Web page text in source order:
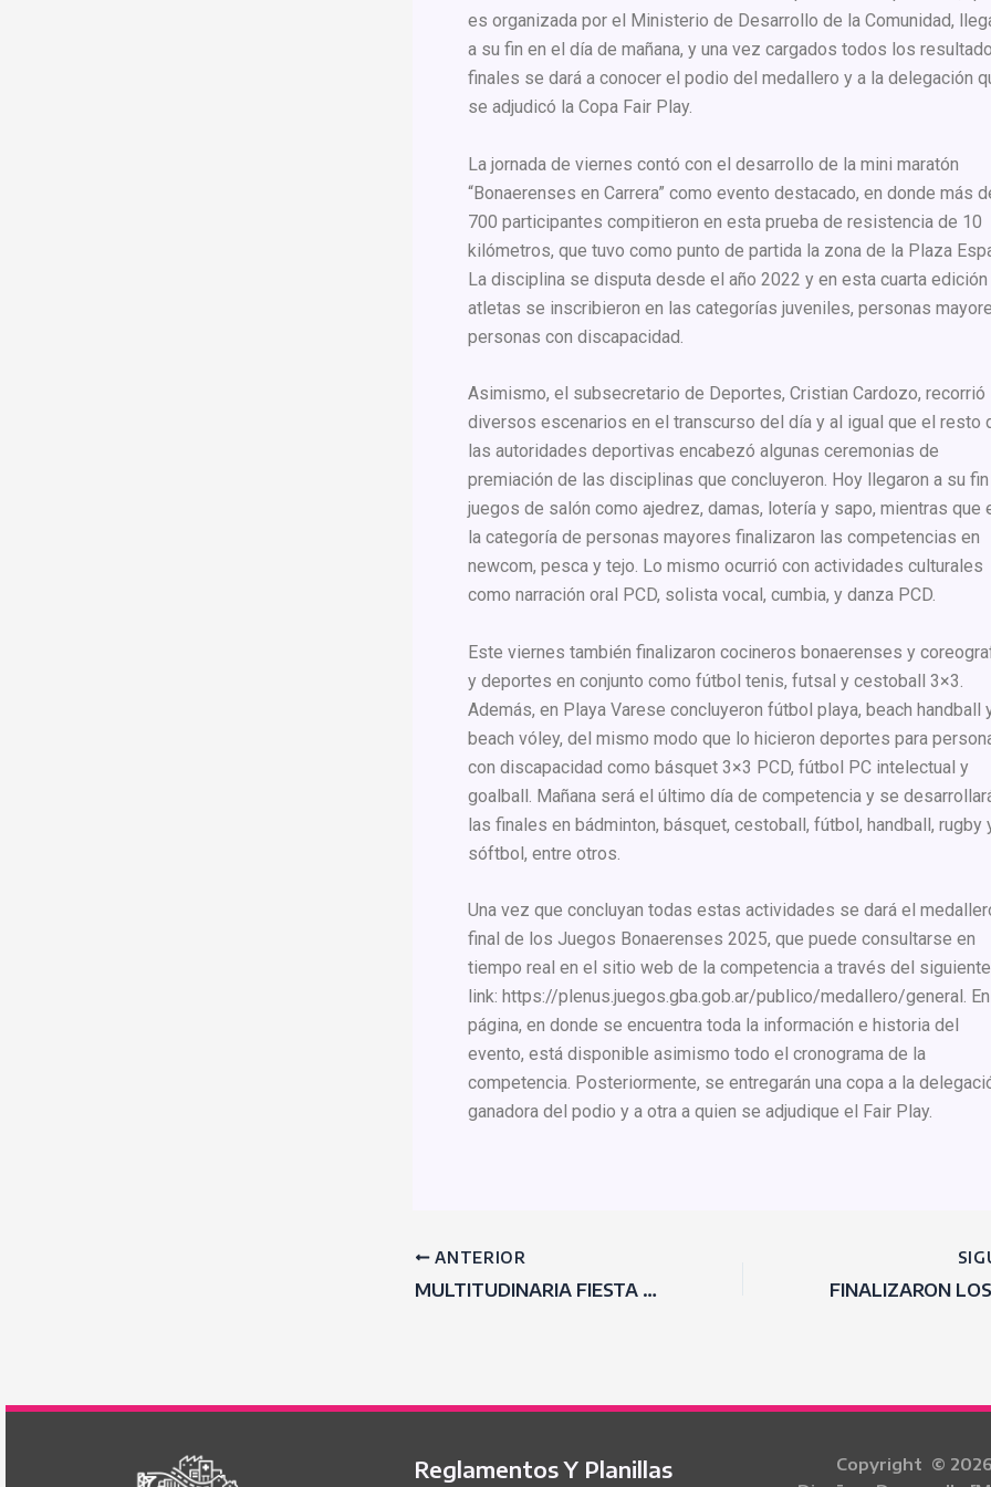
es organizada por el Ministerio de Desarrollo de la Comunidad,
a su fin en el día de mañana, y una vez cargados todos los
finales se dará a conocer el podio del medallero y a la delegación
se adjudicó la Copa Fair Play.
La jornada de viernes contó con el desarrollo de la mini maratón
“Bonaerenses en Carrera” como evento destacado, en donde más
700 participantes compitieron en esta prueba de resistencia de 10
kilómetros, que tuvo como punto de partida la zona de la Plaza
La disciplina se disputa desde el año 2022 y en esta cuarta
atletas se inscribieron en las categorías juveniles, personas
personas con discapacidad.
Asimismo, el subsecretario de Deportes, Cristian Cardozo, recorrió
diversos escenarios en el transcurso del día y al igual que el resto
las autoridades deportivas encabezó algunas ceremonias de
premiación de las disciplinas que concluyeron. Hoy llegaron a su fin
juegos de salón como ajedrez, damas, lotería y sapo, mientras que
la categoría de personas mayores finalizaron las competencias en
newcom, pesca y tejo. Lo mismo ocurrió con actividades culturales
como narración oral PCD, solista vocal, cumbia, y danza PCD.
Este viernes también finalizaron cocineros bonaerenses y
y deportes en conjunto como fútbol tenis, futsal y cestoball 3×3.
Además, en Playa Varese concluyeron fútbol playa, beach handball
beach vóley, del mismo modo que lo hicieron deportes para
con discapacidad como básquet 3×3 PCD, fútbol PC intelectual y
goalball. Mañana será el último día de competencia y se
las finales en bádminton, básquet, cestoball, fútbol, handball, rugby
sóftbol, entre otros.
Una vez que concluyan todas estas actividades se dará el
final de los Juegos Bonaerenses 2025, que puede consultarse en
tiempo real en el sitio web de la competencia a través del siguiente
link: https://plenus.juegos.gba.gob.ar/publico/medallero/general.
página, en donde se encuentra toda la información e historia del
evento, está disponible asimismo todo el cronograma de la
competencia. Posteriormente, se entregarán una copa a la
ganadora del podio y a otra a quien se adjudique el Fair Play.
ANTERIOR
MULTITUDINARIA FIESTA DE CIERRE DE LOS JUEGOS BONAERENSES CON EL POLACO
Reglamentos Y Planillas
Copyright © 2026